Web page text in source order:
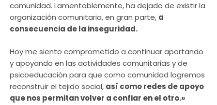
comunidad. Lamentablemente, ha dejado de existir la
organización comunitaria, en gran parte, a
consecuencia de la inseguridad.
Hoy me siento comprometido a continuar aportando
y apoyando en las actividades comunitarias y de
psicoeducación para que como comunidad logremos
reconstruir el tejido social, así como redes de apoyo
que nos permitan volver a confiar en el otro.»